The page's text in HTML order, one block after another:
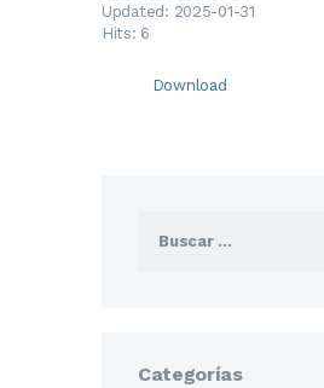
Updated: 2025-01-31
Hits: 6
Download
Categorías